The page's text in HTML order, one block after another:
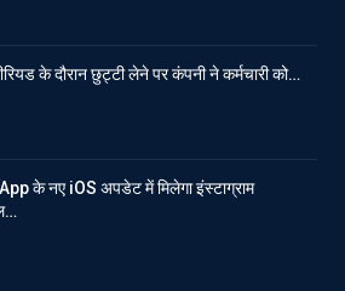
के दौरान छुट्टी लेने पर कंपनी ने कर्मचारी को…
के नए iOS अपडेट में मिलेगा इंस्टाग्राम